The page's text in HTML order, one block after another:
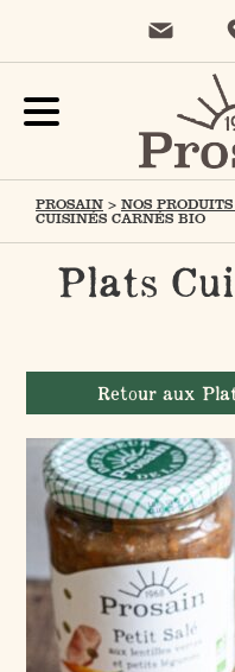
PROSAIN > NOS
CUISINÉS CARNÉS BIO
Plats
Retour aux